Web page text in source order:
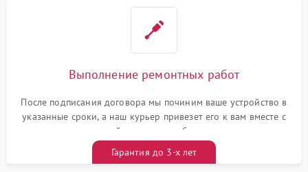
Выполнение ремонтных работ
После подписания договора мы починим ваше устройство в
указанные сроки, а наш курьер привезет его к вам вместе с
гарантийным талоном бесплатно
Гарантия до 3-х лет